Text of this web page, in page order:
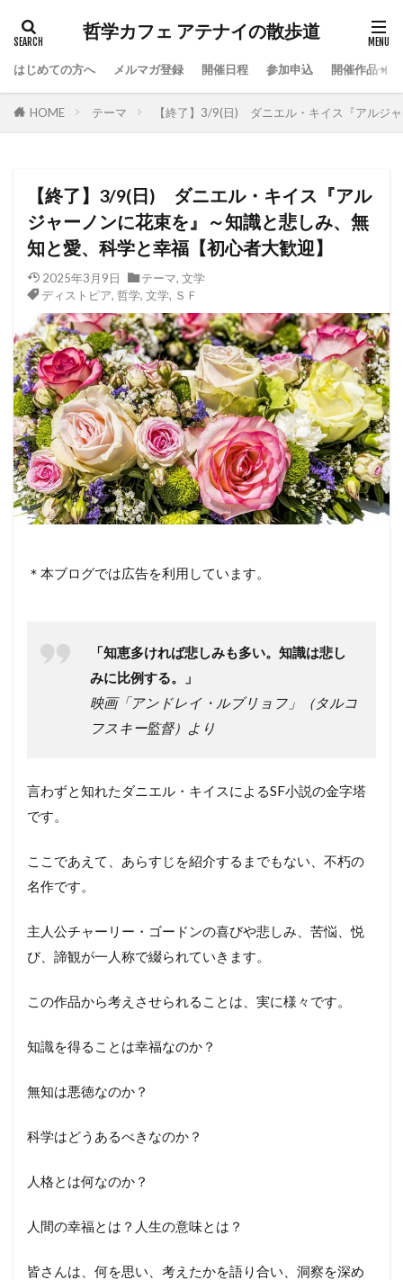
哲学カフェ アテナイの散歩道
はじめての方へ メルマガ登録 開催日程 参加申込 開催作品一覧
HOME テーマ 【終了】3/9(日) ダニエル・キイス『アルジ
【終了】3/9(日) ダニエル・キイス『アル
ジャーノンに花束を』～知識と悲しみ、無
知と愛、科学と幸福【初心者大歓迎】
2025年3月9日 テーマ, 文学
ディストピア, 哲学, 文学, ＳＦ
＊本ブログでは広告を利用しています。
「知恵多ければ悲しみも多い。知識は悲し
みに比例する。」
映画「アンドレイ・ルブリョフ」（タルコ
フスキー監督）より
言わずと知れたダニエル・キイスによるSF小説の金字塔
です。
ここであえて、あらすじを紹介するまでもない、不朽の
名作です。
主人公チャーリー・ゴードンの喜びや悲しみ、苦悩、悦
び、諦観が一人称で綴られていきます。
この作品から考えさせられることは、実に様々です。
知識を得ることは幸福なのか？
無知は悪徳なのか？
科学はどうあるべきなのか？
人格とは何なのか？
人間の幸福とは？人生の意味とは？
皆さんは、何を思い、考えたかを語り合い、洞察を深め